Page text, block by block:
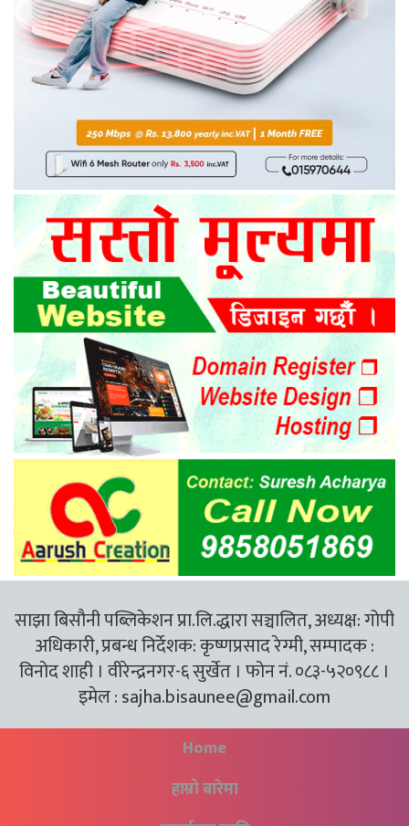
साझा बिसौनी पब्लिकेशन प्रा.लि.द्धारा सञ्चालित, अध्यक्ष: गोपी
अधिकारी, प्रबन्ध निर्देशक: कृष्णप्रसाद रेग्मी, सम्पादक :
विनोद शाही । वीरेन्द्रनगर-६ सुर्खेत । फोन नं. ०८३-५२०९८८ ।
इमेल :sajha.bisaunee@gmail.com
Home
हाम्रो बारेमा